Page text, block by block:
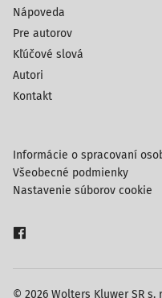
Nápoveda
Pre autorov
Kľúčové slová
Autori
Kontakt
© 2026 Wolters Kluwer SR
Informácie o spracovaní
Všeobecné podmienky
Nastavenie súborov cookie